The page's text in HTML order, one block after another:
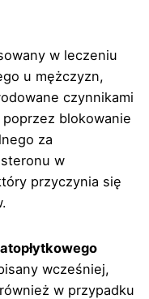
w leczeniu
u mężczyzn,
czynnikami
poprzez blokowanie
za
w
przyczynia się
wcześniej,
w przypadku